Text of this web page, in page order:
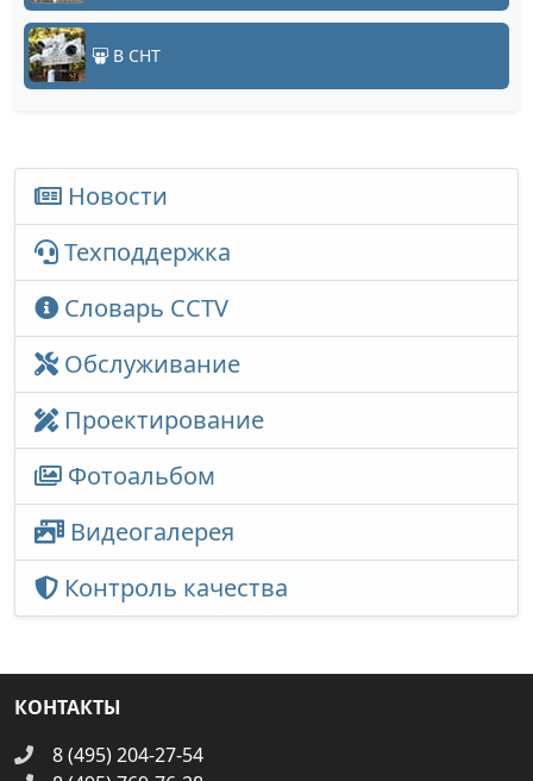
В СНТ
Новости
Техподдержка
Словарь CCTV
Обслуживание
Проектирование
Фотоальбом
Видеогалерея
Контроль качества
КОНТАКТЫ
8 (495) 204-27-54